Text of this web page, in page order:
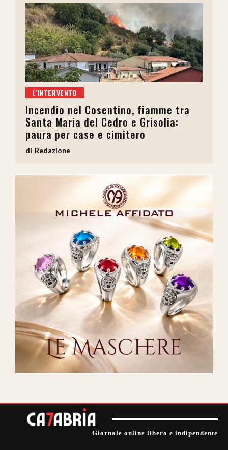
L'INTERVENTO
Incendio nel Cosentino, fiamme tra
Santa Maria del Cedro e Grisolia:
paura per case e cimitero
Redazione
Giornale online libero e indipendente